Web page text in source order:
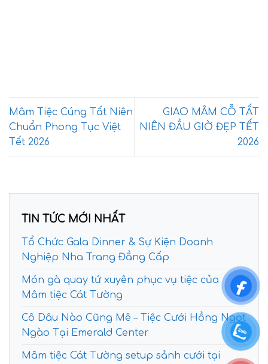
Mâm Tiệc Cúng Tất Niên
Chuẩn Phong Tục Việt
Tết 2026
GIAO MÂM CỖ TẤT
NIÊN ĐẦU GIỜ ĐẸP TẾT
2026
TIN TỨC MỚI NHẤT
Tổ Chức Gala Dinner & Sự Kiện Doanh
Nghiệp Nha Trang Đẳng Cấp
Món gà quay tứ xuyên phục vụ tiệc của
Mâm tiệc Cát Tường
Cô Dâu Nào Cũng Mê – Tiệc Cưới Hồng Ngọt
Ngào Tại Emerald Center
Mâm tiệc Cát Tường setup sảnh cưới tại